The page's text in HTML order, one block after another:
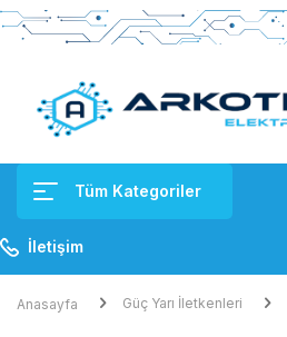
Tüm Kategoriler
İletişim
Anasayfa Güç Yarı İletkenleri